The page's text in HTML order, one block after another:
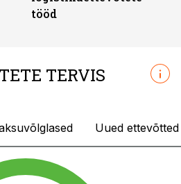
tööd
TERVIS
Uued ettevõtted